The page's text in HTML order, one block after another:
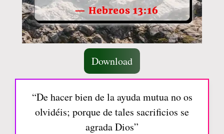
Download
“De hacer bien de la ayuda mutua no os
olvidéis; porque de tales sacrificios se
agrada Dios”